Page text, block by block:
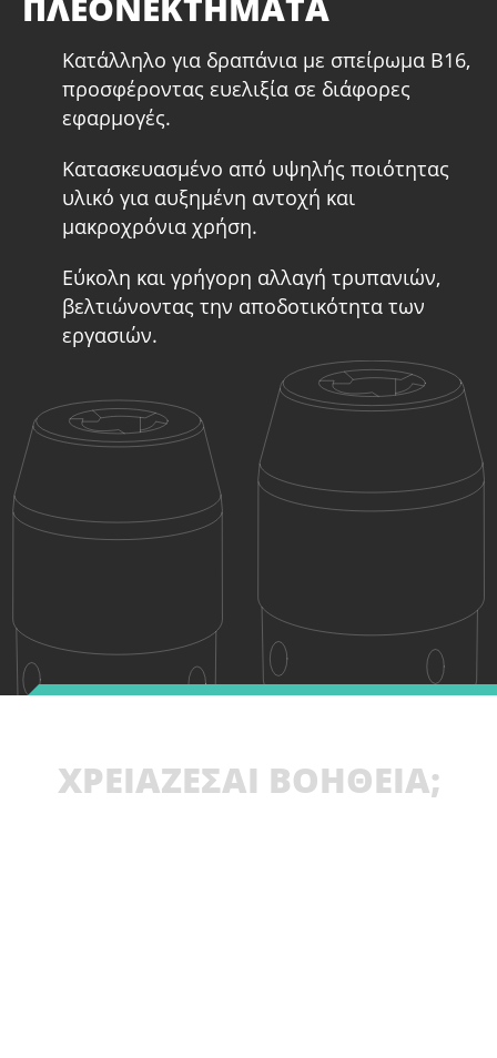
Κατάλληλο για δραπάνια με σπείρωμα B16,
προσφέροντας ευελιξία σε διάφορες
εφαρμογές.
Κατασκευασμένο από υψηλής ποιότητας
υλικό για αυξημένη αντοχή και
μακροχρόνια χρήση.
Εύκολη και γρήγορη αλλαγή τρυπανιών,
βελτιώνοντας την αποδοτικότητα των
εργασιών.
ΧΡΕΙΑΖΕΣΑΙ ΒΟΗΘΕΙΑ;